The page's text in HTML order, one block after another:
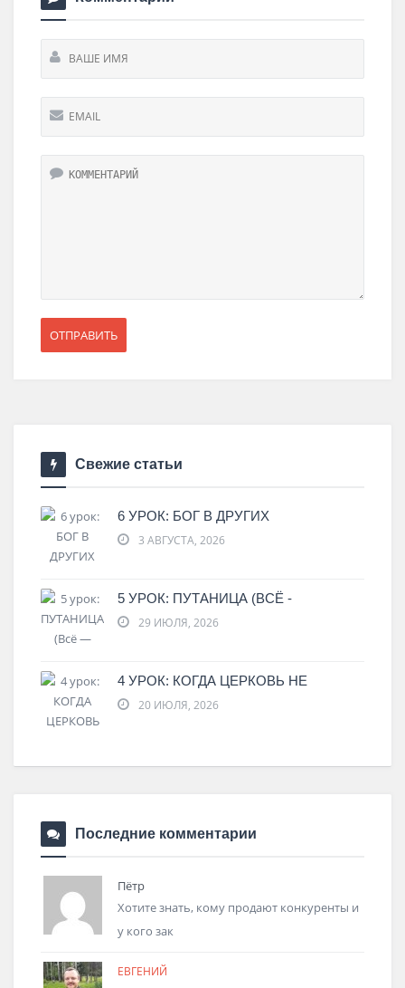
Свежие статьи
6 УРОК: БОГ В ДРУГИХ
3 АВГУСТА, 2026
5 УРОК: ПУТАНИЦА (ВСЁ -
29 ИЮЛЯ, 2026
4 УРОК: КОГДА ЦЕРКОВЬ НЕ
20 ИЮЛЯ, 2026
Последние комментарии
Пётр
Хотите знать, кому продают конкуренты и
у кого зак
ЕВГЕНИЙ